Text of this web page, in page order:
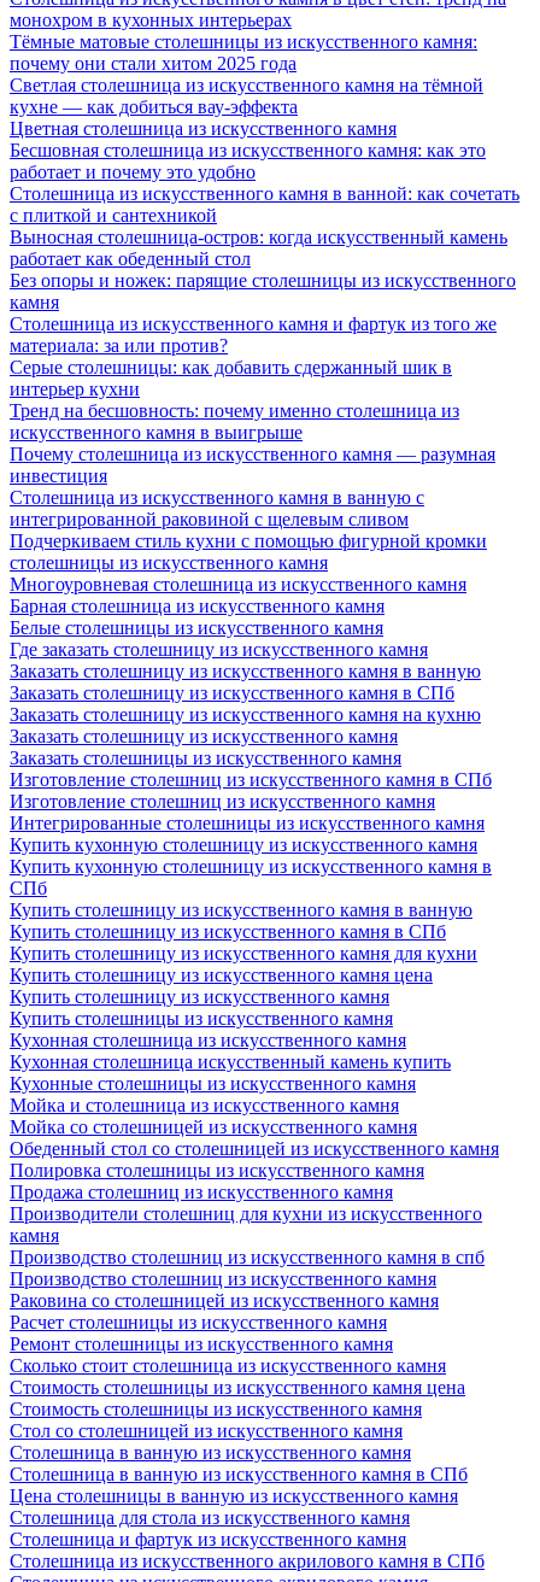
монохром в кухонных интерьерах
Тёмные матовые столешницы из искусственного камня:
почему они стали хитом 2025 года
Светлая столешница из искусственного камня на тёмной
кухне — как добиться вау-эффекта
Цветная столешница из искусственного камня
Бесшовная столешница из искусственного камня: как это
работает и почему это удобно
Столешница из искусственного камня в ванной: как сочетать
с плиткой и сантехникой
Выносная столешница-остров: когда искусственный камень
работает как обеденный стол
Без опоры и ножек: парящие столешницы из искусственного
камня
Столешница из искусственного камня и фартук из того же
материала: за или против?
Серые столешницы: как добавить сдержанный шик в
интерьер кухни
Тренд на бесшовность: почему именно столешница из
искусственного камня в выигрыше
Почему столешница из искусственного камня — разумная
инвестиция
Столешница из искусственного камня в ванную с
интегрированной раковиной с щелевым сливом
Подчеркиваем стиль кухни с помощью фигурной кромки
столешницы из искусственного камня
Многоуровневая столешница из искусственного камня
Барная столешница из искусственного камня
Белые столешницы из искусственного камня
Где заказать столешницу из искусственного камня
Заказать столешницу из искусственного камня в ванную
Заказать столешницу из искусственного камня в СПб
Заказать столешницу из искусственного камня на кухню
Заказать столешницу из искусственного камня
Заказать столешницы из искусственного камня
Изготовление столешниц из искусственного камня в СПб
Изготовление столешниц из искусственного камня
Интегрированные столешницы из искусственного камня
Купить кухонную столешницу из искусственного камня
Купить кухонную столешницу из искусственного камня в
СПб
Купить столешницу из искусственного камня в ванную
Купить столешницу из искусственного камня в СПб
Купить столешницу из искусственного камня для кухни
Купить столешницу из искусственного камня цена
Купить столешницу из искусственного камня
Купить столешницы из искусственного камня
Кухонная столешница из искусственного камня
Кухонная столешница искусственный камень купить
Кухонные столешницы из искусственного камня
Мойка и столешница из искусственного камня
Мойка со столешницей из искусственного камня
Обеденный стол со столешницей из искусственного камня
Полировка столешницы из искусственного камня
Продажа столешниц из искусственного камня
Производители столешниц для кухни из искусственного
камня
Производство столешниц из искусственного камня в спб
Производство столешниц из искусственного камня
Раковина со столешницей из искусственного камня
Расчет столешницы из искусственного камня
Ремонт столешницы из искусственного камня
Сколько стоит столешница из искусственного камня
Стоимость столешницы из искусственного камня цена
Стоимость столешницы из искусственного камня
Стол со столешницей из искусственного камня
Столешница в ванную из искусственного камня
Столешница в ванную из искусственного камня в СПб
Цена столешницы в ванную из искусственного камня
Столешница для стола из искусственного камня
Столешница и фартук из искусственного камня
Столешница из искусственного акрилового камня в СПб